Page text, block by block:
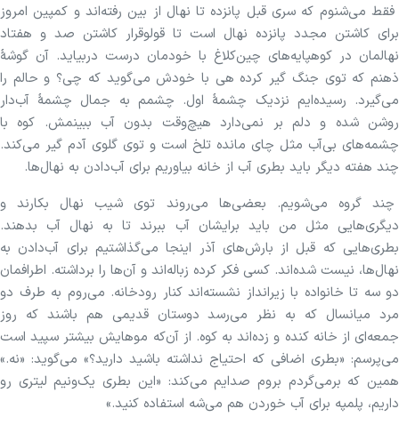
‌فقط می‌شنوم که سری قبل پانزده تا نهال از بین رفته‌اند و کمپین امروز
برای کاشتن مجدد پانزده نهال است تا قولوقرار کاشتن صد و هفتاد
نهالمان در کوهپایه‌های چین‌کلاغ با خودمان درست دربیاید. آن گوشهٔ
ذهنم که توی جنگ گیر کرده هی با خودش می‌گوید که چی؟ و حالم را
می‌گیرد. رسیده‌ایم نزدیک چشمهٔ اول. چشمم به جمال چشمهٔ آب‌دار
روشن شده و دلم بر نمی‌دارد هیچ‌وقت بدون آب ببینمش. کوه با
چشمه‌های بی‌آب مثل چای مانده تلخ است و توی گلوی آدم گیر می‌کند.
چند هفته دیگر باید بطری آب از خانه بیاوریم برای آب‌دادن به نهال‌ها.
چند گروه می‌شویم. بعضی‌ها می‌روند توی شیب نهال بکارند و
دیگری‌هایی مثل من باید برایشان آب ببرند تا به نهال آب بدهند.
بطری‌هایی که قبل از بارش‌های آذر اینجا می‌گذاشتیم برای آب‌دادن به
نهال‌ها، نیست شده‌اند. کسی فکر کرده زباله‌اند و آن‌ها را برداشته. اطرافمان
دو سه تا خانواده با زیرانداز نشسته‌اند کنار رودخانه. می‌روم به طرف دو
مرد میانسال که به نظر می‌رسد دوستان قدیمی هم باشند که روز
جمعه‌ای از خانه کنده‌ و زده‌اند به کوه. از آن‌که موهایش بیشتر سپید است
می‌پرسم: «بطری اضافی که احتیاج نداشته باشید دارید؟» می‌گوید: «نه.»
همین که برمی‌گردم بروم صدایم می‌کند: «این بطری یک‌و‌نیم لیتری رو
داریم، پلمپه برای آب خوردن هم می‌شه استفاده کنید.»